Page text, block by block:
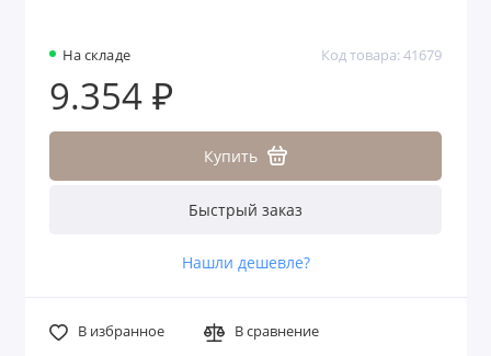
На складе Код товара: 41679
9.354 ₽
Купить
Быстрый заказ
Нашли дешевле?
В избранное В сравнение